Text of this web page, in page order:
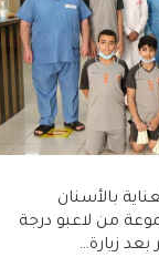
بالأسنان
من لاعبو درجة
زيارة…